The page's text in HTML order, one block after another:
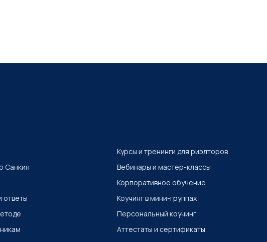
Санкин
ответы
Курсы и тренинги для риэлторов
Вебинары и мастер-классы
Корпоративное обучение
Коучинг в мини-группах
Персональный коучинг
Аттестаты и сертификаты